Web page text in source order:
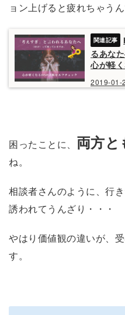
ョン上げると疲れちゃうん
るあな
心が軽
2019-01-
困ったことに、 両方と
ね。
相談者さんのように、行
誘われてうんざり・・・
やはり価値観の違いが、
す。